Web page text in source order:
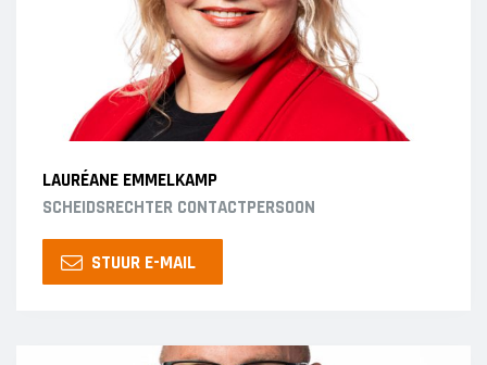
LAURÉANE EMMELKAMP
SCHEIDSRECHTER CONTACTPERSOON
STUUR E-MAIL